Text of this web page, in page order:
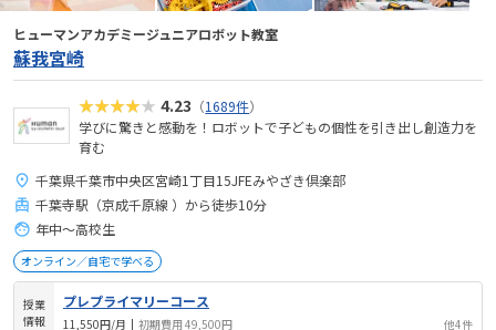
ヒューマンアカデミージュニアロボット教室
蘇我宮崎
★★★★★ 4.23 （1689件）
学びに驚きと感動を！ロボットで子どもの個性を引き出し創造力を
育む
千葉県千葉市中央区宮崎1丁目15JFEみやざき倶楽部
千葉寺駅（京成千原線 ）から徒歩10分
年中～高校生
オンライン／自宅で学べる
授業
情報
プレプライマリーコース
11,550円/月 | 初期費用 49,500円 他4件